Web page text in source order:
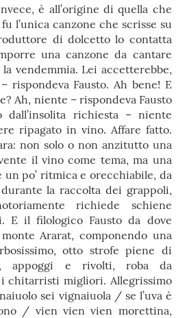
è all’origine di quella che
l’unica canzone che scrisse su
di dolcetto lo contatta
una canzone da cantare
vendemmia. Lei accetterebbe,
rispondeva Fausto. Ah bene! E
Ah, niente – rispondeva Fausto
dall’insolita richiesta – niente
ripagato in vino. Affare fatto.
non solo o non anzitutto una
il vino come tema, ma una
un po’ ritmica e orecchiabile, da
la raccolta dei grappoli,
richiede schiene
E il filologico Fausto da dove
Ararat, componendo una
otto strofe piene di
appoggi e rivolti, roba da
chitarristi migliori. Allegrissimo
sei vignaiuola / se l’uva è
/ vien vien vien morettina,